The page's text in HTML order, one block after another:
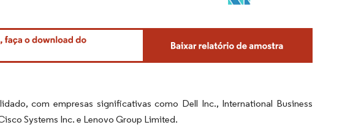
com empresas significativas como Dell Inc., International Business
Systems Inc. e Lenovo Group Limited.